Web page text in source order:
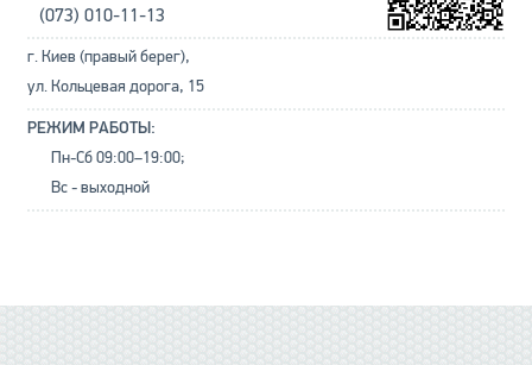
(073) 010-11-13
г. Киев (правый берег),
ул. Кольцевая дорога, 15
РЕЖИМ РАБОТЫ:
Пн-Сб 09:00–19:00;
Вс - выходной